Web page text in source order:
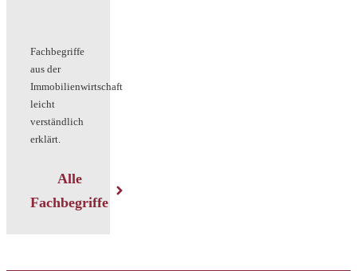
Fachbegriffe
aus der
Immobilienwirtschaft
leicht
verständlich
erklärt.
Alle
Fachbegriffe